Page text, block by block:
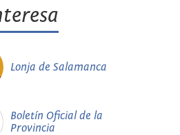
Lonja de Salamanca
Boletín Oficial de la
Provincia